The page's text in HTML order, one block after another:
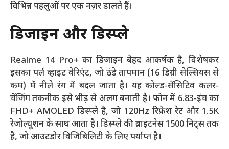
विभिन्न पहलुओं पर एक नज़र डालते हैं।
डिजाइन और डिस्प्ले
Realme 14 Pro+ का डिजाइन बेहद आकर्षक है, विशेषकर
इसका पर्ल व्हाइट वेरिएंट, जो ठंडे तापमान (16 डिग्री सेल्सियस से
कम) में नीले रंग में बदल जाता है। यह कोल्ड-सेंसिटिव कलर-
चेंजिंग तकनीक इसे भीड़ से अलग बनाती है। फोन में 6.83-इंच का
FHD+ AMOLED डिस्प्ले है, जो 120Hz रिफ्रेश रेट और 1.5K
रेजोल्यूशन के साथ आता है। डिस्प्ले की ब्राइटनेस 1500 निट्स तक
है, जो आउटडोर विजिबिलिटी के लिए पर्याप्त है।